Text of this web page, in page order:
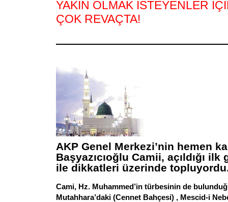
YAKIN OLMAK İSTEYENLER
ÇOK REVAÇTA!
AKP Genel Merkezi’nin hemen
Başyazıcıoğlu Camii, açıldığı
ile dikkatleri üzerinde
Cami, Hz. Muhammed’in türbesinin de
Mutahhara’daki (Cennet Bahçesi) , Mescid-i